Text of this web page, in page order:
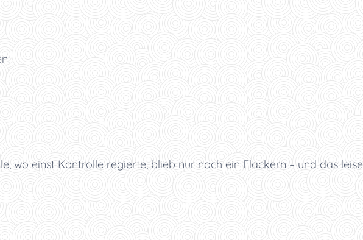
wo einst Kontrolle regierte, blieb nur noch ein Flackern – und das leise